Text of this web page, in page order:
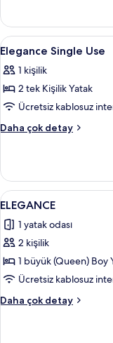
(Urban)
hakkında
daha
fazla
detay
Elegance
Single
Use
için
tüm
fotoğrafları
4
Elegance Single Use
1 kişilik
2 tek Kişilik Yatak
Ücretsiz kablosuz
Daha çok detay
Elegance
daha
fazla
detay
ELEGANCE
için
tüm
fotoğrafları
görün
4
ELEGANCE
1 yatak odası
2 kişilik
1 büyük (Queen) Boy
Ücretsiz kablosuz
Daha çok detay
ELEGANCE